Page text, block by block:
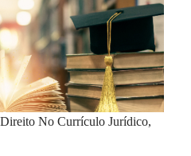
No Currículo Jurídico,